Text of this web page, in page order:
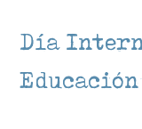
Día